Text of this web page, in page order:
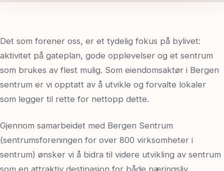
Det som forener oss, er et tydelig fokus på bylivet:
aktivitet på gateplan, gode opplevelser og et sentrum
som brukes av flest mulig. Som eiendomsaktør i Bergen
sentrum er vi opptatt av å utvikle og forvalte lokaler
som legger til rette for nettopp dette.
Gjennom samarbeidet med Bergen Sentrum
(sentrumsforeningen for over 800 virksomheter i
sentrum) ønsker vi å bidra til videre utvikling av sentrum
som en attraktiv destinasjon for både næringsliv,